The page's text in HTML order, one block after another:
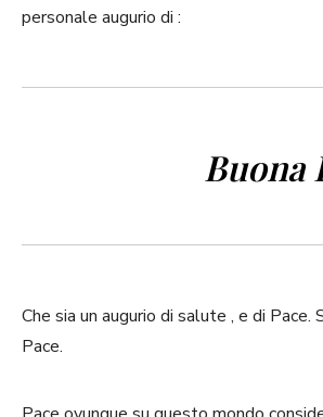
personale augurio di :
Buona
Che sia un augurio di salute , e di
Pace.